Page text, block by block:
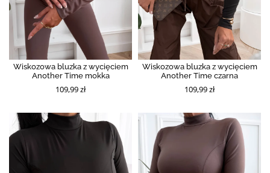
Wiskozowa bluzka z wycięciem
Another Time mokka
109,99 zł
Wiskozowa bluzka z wycięciem
Another Time czarna
109,99 zł